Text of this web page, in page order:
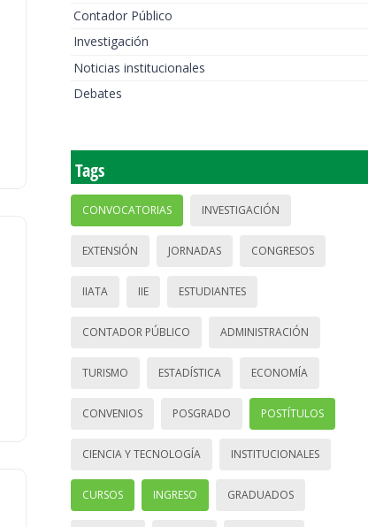
Contador Público
Investigación
Noticias institucionales
Debates
Tags
CONVOCATORIAS INVESTIGACIÓN
EXTENSIÓN JORNADAS CONGRESOS
IIATA IIE ESTUDIANTES
CONTADOR PÚBLICO ADMINISTRACIÓN
TURISMO ESTADÍSTICA ECONOMÍA
CONVENIOS POSGRADO POSTÍTULOS
CIENCIA Y TECNOLOGÍA INSTITUCIONALES
CURSOS INGRESO GRADUADOS